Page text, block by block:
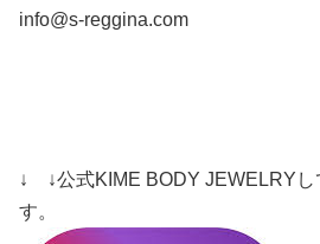
info@s-reggina.com
↓ ↓公式KIME BODY JEWELRYし
す。